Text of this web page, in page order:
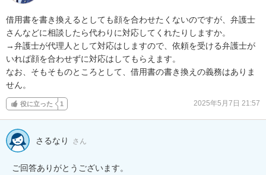
借用書を書き換えるとしても顔を合わせたくないのですが、弁護士
さんなどに相談したら代わりに対応してくれたりしますか。
→弁護士が代理人として対応はしますので、依頼を受ける弁護士が
いれば顔を合わせずに対応はしてもらえます。
なお、そもそものところとして、借用書の書き換えの義務はありま
せん。
役に立った 1 2025年5月7日 21:57
さるなり さん
ご回答ありがとうございます。